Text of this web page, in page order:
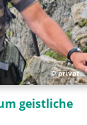
© privat
geistliche